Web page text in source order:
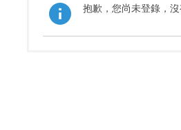
抱歉，您尚未登錄，